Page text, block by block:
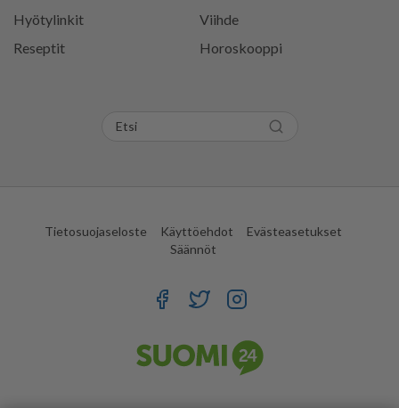
Hyötylinkit
Viihde
Reseptit
Horoskooppi
Tietosuojaseloste Käyttöehdot
Evästeasetukset
Säännöt